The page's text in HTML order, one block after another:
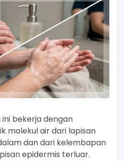
bekerja dengan
molekul air dari lapisan
dan dari kelembapan
epidermis terluar.